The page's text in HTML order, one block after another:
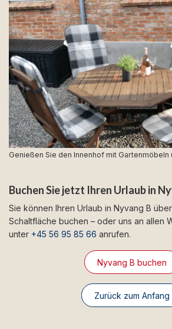
Genießen Sie den Innenhof mit Gartenmöbeln
Buchen Sie jetzt Ihren Urlaub in
Sie können Ihren Urlaub in Nyvang B
Schaltfläche buchen – oder uns an allen
unter +45 56 95 85 66 anrufen.
Nyvang B buchen
Zurück zum Anfang